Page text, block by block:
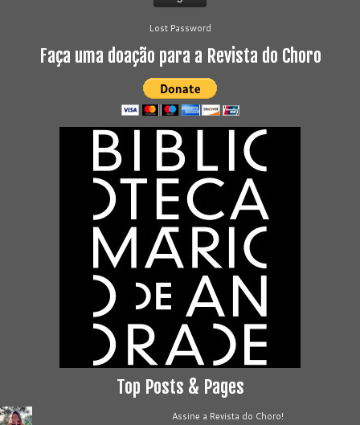
Lost Password
Faça uma doação para a Revista do Choro
Top Posts & Pages
Assine a Revista do Choro!